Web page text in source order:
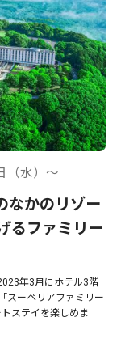
（水）〜
なかのリゾー
るファミリー
年3月にホテル3階
スーペリアファミリー
ステイを楽しめま